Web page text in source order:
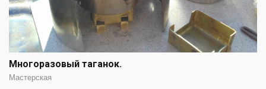
Многоразовый таганок.
Мастерская